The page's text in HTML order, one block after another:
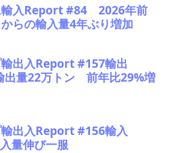
輸入Report #84 2026年前
らの輸入量4年ぶり増加
輸出入Report #157輸出
出量22万トン 前年比29%増
輸出入Report #156輸入
量伸び一服